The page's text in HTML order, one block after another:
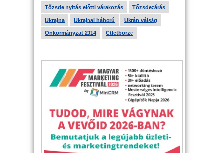
Tőzsde nyitás előtti várakozás Tőzsdezárás
Ukrajna Ukrajnai háború Ukrán válság
Önkormányzat 2014 Ötletbörze